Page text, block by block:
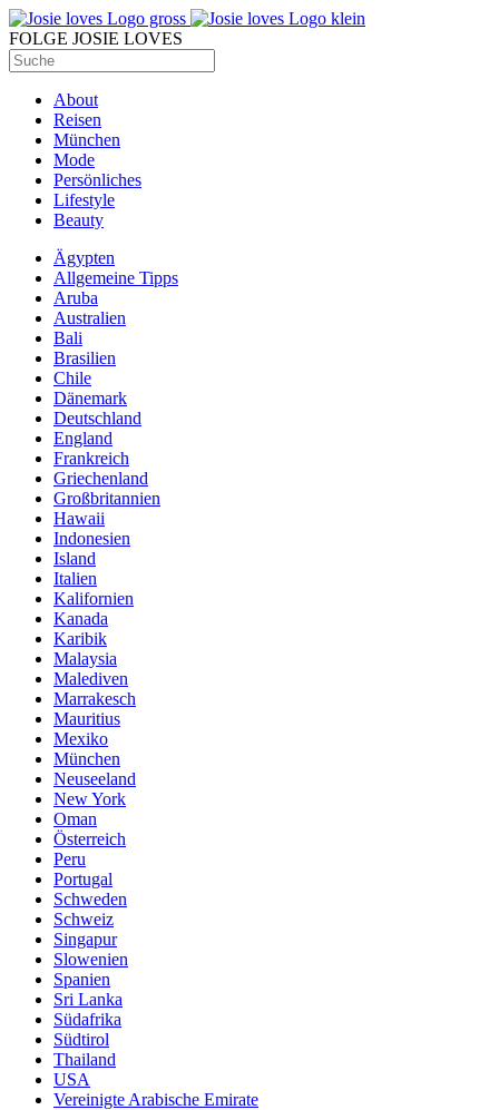
FOLGE JOSIE LOVES
About
Reisen
München
Mode
Persönliches
Lifestyle
Beauty
Ägypten
Allgemeine Tipps
Aruba
Australien
Bali
Brasilien
Chile
Dänemark
Deutschland
England
Frankreich
Griechenland
Großbritannien
Hawaii
Indonesien
Island
Italien
Kalifornien
Kanada
Karibik
Malaysia
Malediven
Marrakesch
Mauritius
Mexiko
München
Neuseeland
New York
Oman
Österreich
Peru
Portugal
Schweden
Schweiz
Singapur
Slowenien
Spanien
Sri Lanka
Südafrika
Südtirol
Thailand
USA
Vereinigte Arabische Emirate